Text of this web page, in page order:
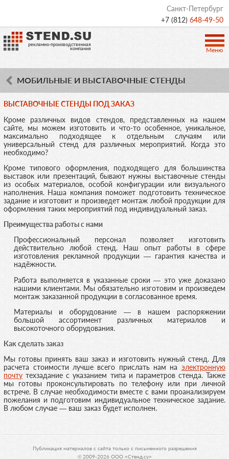
рекламно-производственная
компания
Санкт-Петербург
+7 (812)648-49-50
Меню
МОБИЛЬНЫЕ И ВЫСТАВОЧНЫЕ СТЕНДЫ
ВЫСТАВОЧНЫЕ СТЕНДЫ ПОД ЗАКАЗ
Кроме различных видов стендов, представленных на нашем
сайте, мы можем изготовить и что-то особенное, уникальное,
максимально подходящее к отдельным случаям или
универсальный стенд для различных мероприятий. Когда это
необходимо?
Кроме типового оформления, подходящего для большинства
выставок или презентаций, бывают нужны выставочные стенды
из особых материалов, особой конфигурации или визуального
наполнения. Наша компания поможет подготовить техническое
задание и изготовит и произведет монтаж любой продукции для
оформления таких мероприятий под индивидуальный заказ.
Преимущества работы с нами
Профессиональный персонал позволяет изготовить
действительно любой стенд. Наш опыт работы в сфере
изготовления рекламной продукции — гарантия качества и
надёжности.
Работа выполняется в указанные сроки — это уже доказано
нашими клиентами. Мы обязательно изготовим и произведем
монтаж заказанной продукции в согласованное время.
Материалы и оборудование — в нашем распоряжении
большой ассортимент различных материалов и
высокоточного оборудования.
Как сделать заказ
Мы готовы принять ваш заказ и изготовить нужный стенд. Для
расчета стоимости лучше всего прислать нам на электронную
почту техзадание с указанием типа и параметров стенда. Также
мы готовы проконсультировать по телефону или при личной
встрече. В случае необходимости вместе с вами проанализируем
пожелания и подготовим индивидуальное техническое задание.
В любом случае — ваш заказ будет исполнен.
Публикация материалов с сайта только с письменного разрешения
© 2009-2026 ООО «Стенд.су»